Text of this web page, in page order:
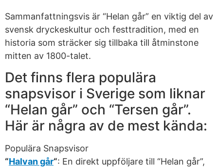
Sammanfattningsvis är “Helan går” en viktig del av
svensk dryckeskultur och festtradition, med en
historia som sträcker sig tillbaka till åtminstone
mitten av 1800-talet.
Det finns flera populära
snapsvisor i Sverige som liknar
“Helan går” och “Tersen går”.
Här är några av de mest kända:
Populära Snapsvisor
“Halvan går“: En direkt uppföljare till “Helan går”,